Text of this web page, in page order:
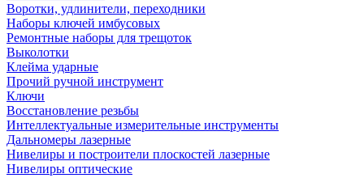
Воротки, удлинители, переходники
Наборы ключей имбусовых
Ремонтные наборы для трещоток
Выколотки
Клейма ударные
Прочий ручной инструмент
Ключи
Восстановление резьбы
Интеллектуальные измерительные инструменты
Дальномеры лазерные
Нивелиры и построители плоскостей лазерные
Нивелиры оптические